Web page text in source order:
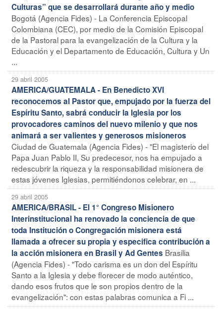
Culturas” que se desarrollará durante año y medio
Bogotá (Agencia Fides) - La Conferencia Episcopal
Colombiana (CEC), por medio de la Comisión Episcopal
de la Pastoral para la evangelización de la Cultura y la
Educación y el Departamento de Educación, Cultura y Un
...
29 abril 2005
AMERICA/GUATEMALA - En Benedicto XVI
reconocemos al Pastor que, empujado por la fuerza del
Espíritu Santo, sabrá conducir la Iglesia por los
provocadores caminos del nuevo milenio y que nos
animará a ser valientes y generosos misioneros
Ciudad de Guatemala (Agencia Fides) - "El magisterio del
Papa Juan Pablo II, Su predecesor, nos ha empujado a
redescubrir la riqueza y la responsabilidad misionera de
estas jóvenes Iglesias, permitiéndonos celebrar, en ...
29 abril 2005
AMERICA/BRASIL - El 1° Congreso Misionero
Interinstitucional ha renovado la conciencia de que
toda Institución o Congregación misionera está
llamada a ofrecer su propia y especifica contribución a
la acción misionera en Brasil y Ad Gentes Brasilia
(Agencia Fides) - "Todo carisma es un don del Espíritu
Santo a la Iglesia y debe florecer de modo auténtico,
dando esos frutos que le son propios dentro de la
evangelización": con estas palabras comunica a Fi ...